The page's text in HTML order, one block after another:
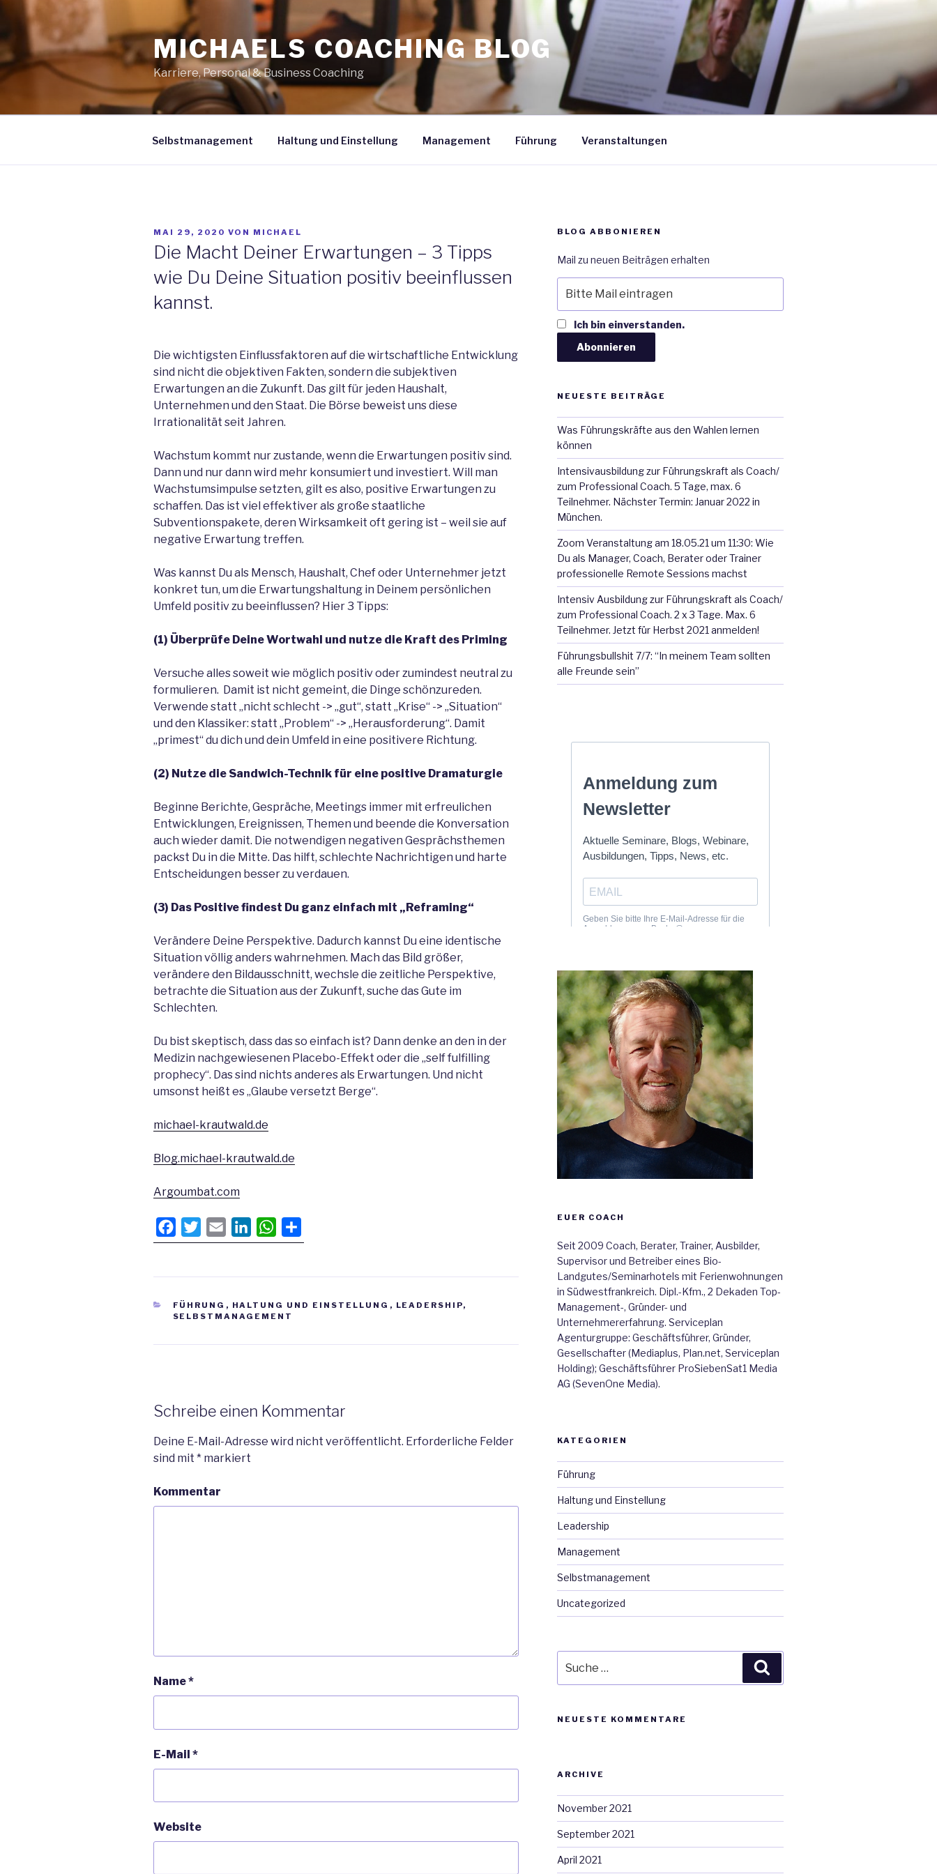
springen
MICHAELS COACHING BLOG
Karriere, Personal & Business Coaching
Selbstmanagement Haltung und Einstellung Management Führung Veranstaltungen
VERÖFFENTLICHT
MAI 29, 2020 VON MICHAEL
Die Macht Deiner Erwartungen – 3 Tipps
wie Du Deine Situation positiv beeinflussen
kannst.
Die wichtigsten Einflussfaktoren auf die wirtschaftliche Entwicklung
sind nicht die objektiven Fakten, sondern die subjektiven
Erwartungen an die Zukunft. Das gilt für jeden Haushalt,
Unternehmen und den Staat. Die Börse beweist uns diese
Irrationalität seit Jahren.
Wachstum kommt nur zustande, wenn die Erwartungen positiv sind.
Dann und nur dann wird mehr konsumiert und investiert. Will man
Wachstumsimpulse setzten, gilt es also, positive Erwartungen zu
schaffen. Das ist viel effektiver als große staatliche
Subventionspakete, deren Wirksamkeit oft gering ist – weil sie auf
negative Erwartung treffen.
Was kannst Du als Mensch, Haushalt, Chef oder Unternehmer jetzt
konkret tun, um die Erwartungshaltung in Deinem persönlichen
Umfeld positiv zu beeinflussen? Hier 3 Tipps:
(1) Überprüfe Deine Wortwahl und nutze die Kraft des Priming
Versuche alles soweit wie möglich positiv oder zumindest neutral zu
formulieren. Damit ist nicht gemeint, die Dinge schönzureden.
Verwende statt „nicht schlecht -> „gut“, statt „Krise“ -> „Situation“
und den Klassiker: statt „Problem“ -> „Herausforderung“. Damit
„primest“ du dich und dein Umfeld in eine positivere Richtung.
(2) Nutze die Sandwich-Technik für eine positive Dramaturgie
Beginne Berichte, Gespräche, Meetings immer mit erfreulichen
Entwicklungen, Ereignissen, Themen und beende die Konversation
auch wieder damit. Die notwendigen negativen Gesprächsthemen
packst Du in die Mitte. Das hilft, schlechte Nachrichtigen und harte
Entscheidungen besser zu verdauen.
(3) Das Positive findest Du ganz einfach mit „Reframing“
Verändere Deine Perspektive. Dadurch kannst Du eine identische
Situation völlig anders wahrnehmen. Mach das Bild größer,
verändere den Bildausschnitt, wechsle die zeitliche Perspektive,
betrachte die Situation aus der Zukunft, suche das Gute im
Schlechten.
Du bist skeptisch, dass das so einfach ist? Dann denke an den in der
Medizin nachgewiesenen Placebo-Effekt oder die „self fulfilling
prophecy“. Das sind nichts anderes als Erwartungen. Und nicht
umsonst heißt es „Glaube versetzt Berge“.
michael-krautwald.de
Blog.michael-krautwald.de
Argoumbat.com
a
b
o
w
t
r
m
l
i
e
I
W
h
s
p
e
e
KATEGORIEN
FÜHRUNG , HALTUNG UND EINSTELLUNG , LEADERSHIP,
SELBSTMANAGEMENT
Schreibe einen Kommentar
Deine E-Mail-Adresse wird nicht veröffentlicht. Erforderliche Felder
sind mit * markiert
Kommentar
Name*
E-Mail *
Website
BLOG ABBONIEREN
Mail zu neuen Beiträgen erhalten
Ich bin einverstanden.
NEUESTE BEITRÄGE
Was Führungskräfte aus den Wahlen lernen
können
Intensivausbildung zur Führungskraft als Coach/
zum Professional Coach. 5 Tage, max. 6
Teilnehmer. Nächster Termin: Januar 2022 in
München.
Zoom Veranstaltung am 18.05.21 um 11:30: Wie
Du als Manager, Coach, Berater oder Trainer
professionelle Remote Sessions machst
Intensiv Ausbildung zur Führungskraft als Coach/
zum Professional Coach. 2 x 3 Tage. Max. 6
Teilnehmer. Jetzt für Herbst 2021 anmelden!
Führungsbullshit 7/7: “In meinem Team sollten
alle Freunde sein”
EUER COACH
Seit 2009 Coach, Berater, Trainer, Ausbilder,
Supervisor und Betreiber eines Bio-
Landgutes/Seminarhotels mit Ferienwohnungen
in Südwestfrankreich. Dipl.-Kfm., 2 Dekaden Top-
Management-, Gründer- und
Unternehmererfahrung. Serviceplan
Agenturgruppe: Geschäftsführer, Gründer,
Gesellschafter (Mediaplus, Plan.net, Serviceplan
Holding); Geschäftsführer ProSiebenSat1 Media
AG (SevenOne Media).
KATEGORIEN
Führung
Haltung und Einstellung
Leadership
Management
Selbstmanagement
Uncategorized
nach:
NEUESTE KOMMENTARE
ARCHIVE
November 2021
September 2021
April 2021